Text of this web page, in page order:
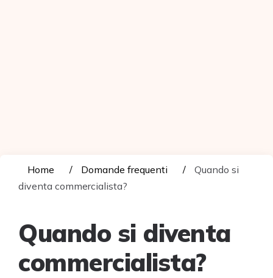
Home Domande frequenti
Quando si
diventa commercialista?
Quando si diventa
commercialista?